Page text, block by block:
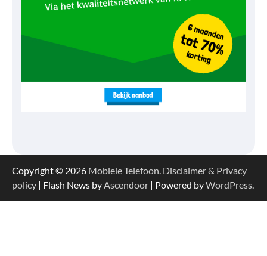
Copyright © 2026 Mobiele Telefoon. Disclaimer & Privacy
policy | Flash News byAscendoor | Powered byWordPress.